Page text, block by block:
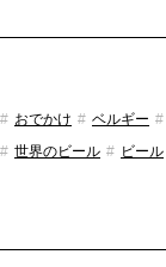
おでかけ ベルギー
世界のビール
ビール